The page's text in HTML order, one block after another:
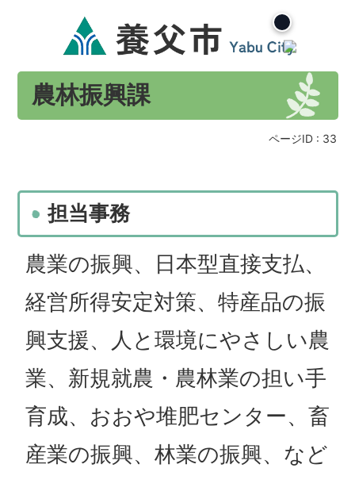
農林振興課
ページID : 33
担当事務
農業の振興、日本型直接支払、
経営所得安定対策、特産品の振
興支援、人と環境にやさしい農
業、新規就農・農林業の担い手
育成、おおや堆肥センター、畜
産業の振興、林業の振興、など